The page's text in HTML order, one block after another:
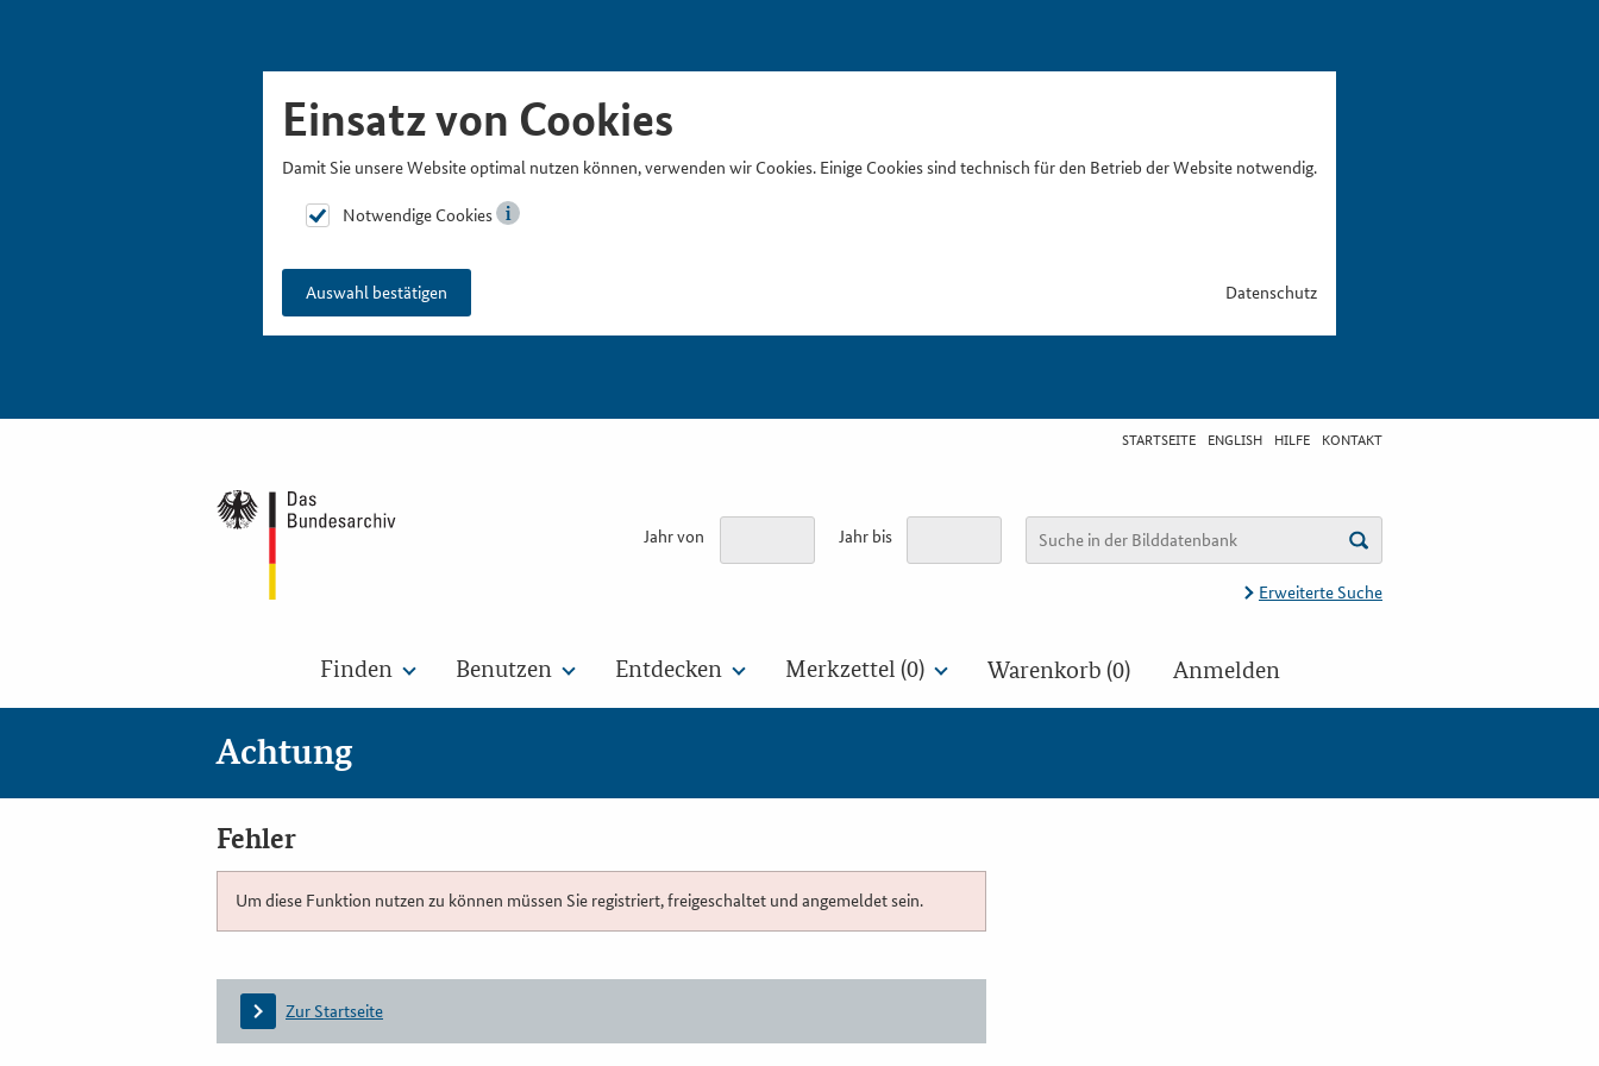
Einsatz von Cookies
Damit Sie unsere Website optimal nutzen können, verwenden wir Cookies. Einige Cookies sind technisch für den Betrieb der Website notwendig.
Notwendige Cookies
Auswahl bestätigen Datenschutz
STARTSEITE ENGLISH HILFE KONTAKT
Jahr von Jahr bis
Erweiterte Suche
Finden Benutzen Entdecken Merkzettel (0) Warenkorb (0) Anmelden
Achtung
Fehler
Um diese Funktion nutzen zu können müssen Sie registriert, freigeschaltet und angemeldet sein.
Zur Startseite